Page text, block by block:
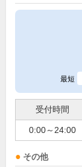
最短
受付時間
0:00～24:00
その他